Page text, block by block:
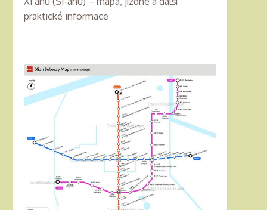
praktické informace